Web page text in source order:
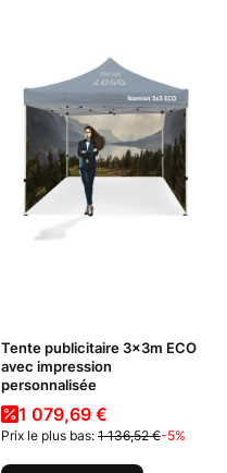
Tente publicitaire 3x3m ECO
avec impression
personnalisée
Prix promotionnel
1 079,69 €
Prix le plus bas: 1 136,52 €-5%